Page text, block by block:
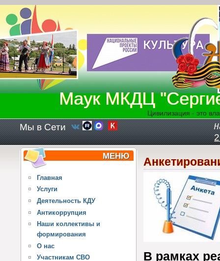
Перейти к основному содержанию
Маук МКДЦ
Цивилизация - это
Мы в Сети
МЕНЮ
Главная
Услуги
Деятельность КДУ
Антикоррупция
Наши коллективы и
формирования
О нас
Участникам СВО
В рамках